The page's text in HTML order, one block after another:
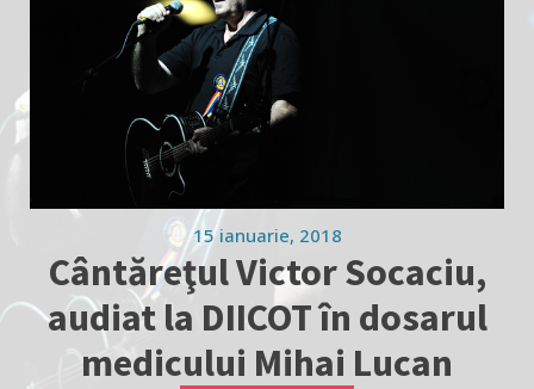
15 ianuarie, 2018
Cântăreţul Victor Socaciu,
audiat la DIICOT în dosarul
medicului Mihai Lucan